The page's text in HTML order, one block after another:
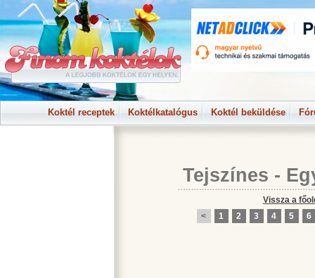
Koktél receptek Koktélkatalógus Koktél beküldése
Tejszínes -
Vissza a
<
1 2 3 4 5 6